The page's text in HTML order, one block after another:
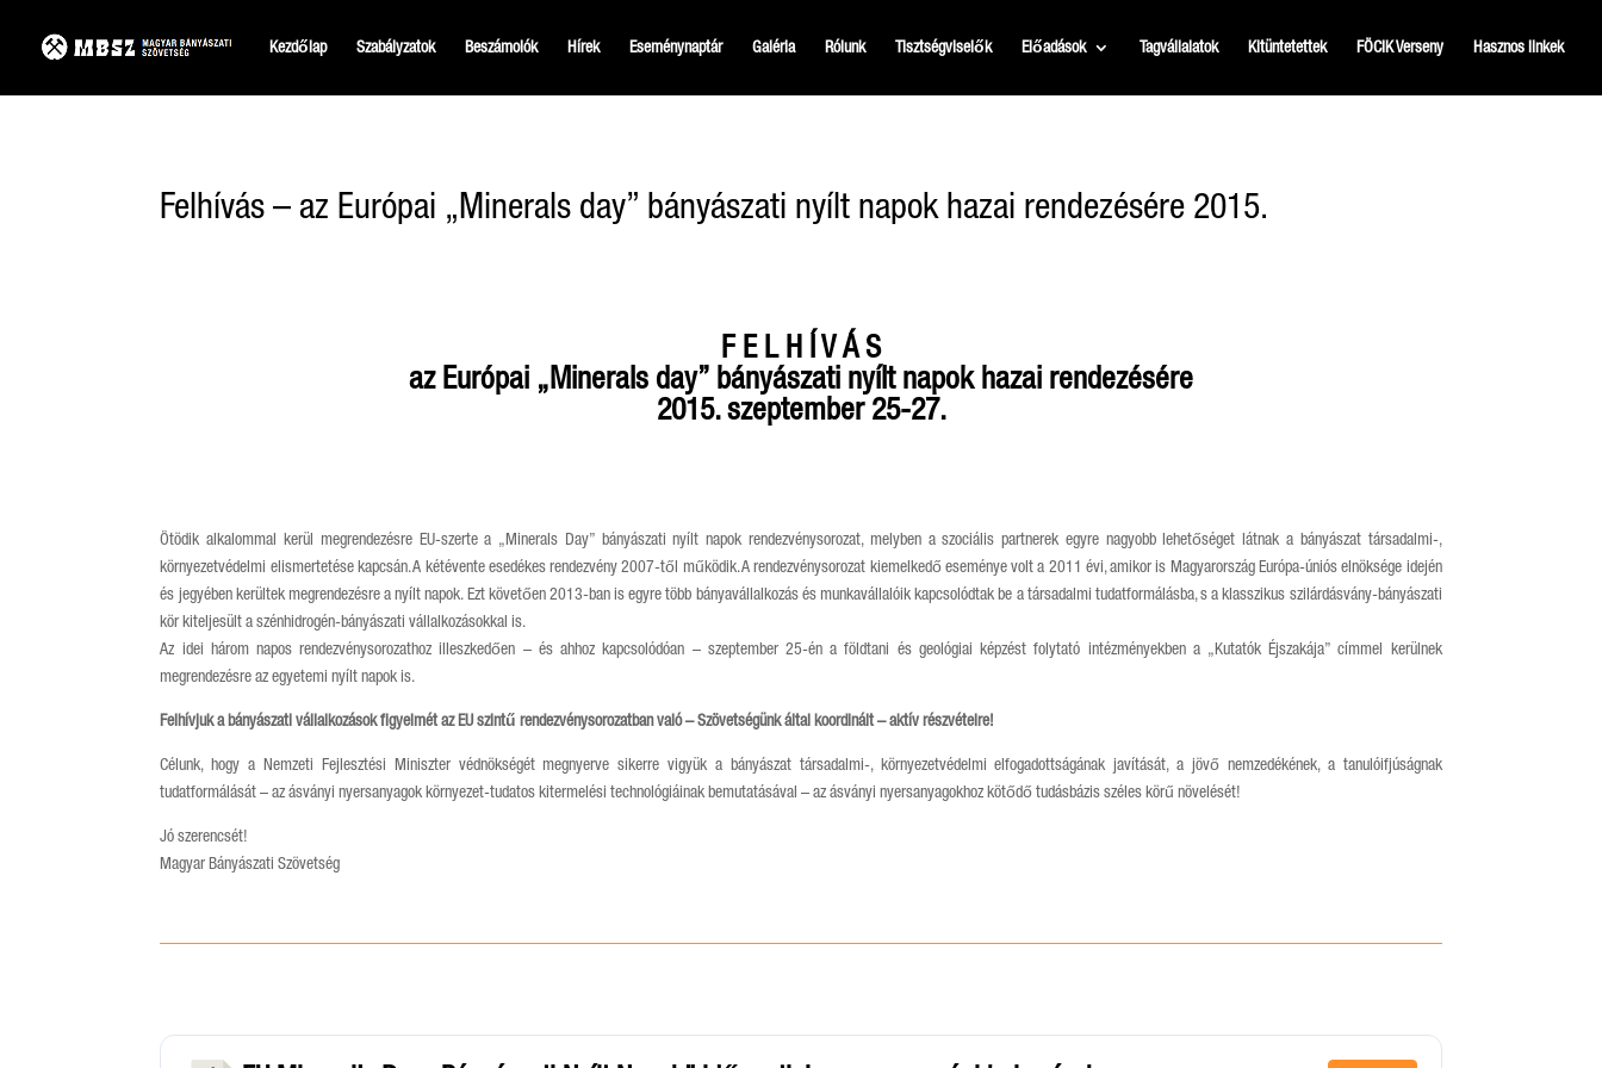
Kezdőlap Szabályzatok Beszámolók Hírek Eseménynaptár Galéria Rólunk Tisztségviselők Előadások Tagvállalatok Kitüntetettek FÖCIK Verseny Hasznos linkek
Felhívás – az Európai „Minerals day” bányászati nyílt napok hazai rendezésére 2015.
F E L H Í V Á S
az Európai „Minerals day” bányászati nyílt napok hazai rendezésére
2015. szeptember 25-27.
Ötödik alkalommal kerül megrendezésre EU-szerte a „Minerals Day” bányászati nyílt napok rendezvénysorozat, melyben a szociális partnerek egyre nagyobb lehetőséget látnak a bányászat társadalmi-,
környezetvédelmi elismertetése kapcsán. A kétévente esedékes rendezvény 2007-től működik. A rendezvénysorozat kiemelkedő eseménye volt a 2011 évi, amikor is Magyarország Európa-úniós elnöksége idején
és jegyében kerültek megrendezésre a nyílt napok. Ezt követően 2013-ban is egyre több bányavállalkozás és munkavállalóik kapcsolódtak be a társadalmi tudatformálásba, s a klasszikus szilárdásvány-bányászati
kör kiteljesült a szénhidrogén-bányászati vállalkozásokkal is.
Az idei három napos rendezvénysorozathoz illeszkedően – és ahhoz kapcsolódóan – szeptember 25-én a földtani és geológiai képzést folytató intézményekben a „Kutatók Éjszakája” címmel kerülnek
megrendezésre az egyetemi nyílt napok is.
Felhívjuk a bányászati vállalkozások figyelmét az EU szintű rendezvénysorozatban való – Szövetségünk által koordinált – aktív részvételre!
Célunk, hogy a Nemzeti Fejlesztési Miniszter védnökségét megnyerve sikerre vigyük a bányászat társadalmi-, környezetvédelmi elfogadottságának javítását, a jövő nemzedékének, a tanulóifjúságnak
tudatformálását – az ásványi nyersanyagok környezet-tudatos kitermelési technológiáinak bemutatásával – az ásványi nyersanyagokhoz kötődő tudásbázis széles körű növelését!
Jó szerencsét!
Magyar Bányászati Szövetség